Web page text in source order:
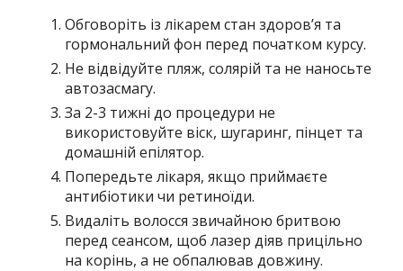
Обговоріть із лікарем стан здоров’я та
гормональний фон перед початком курсу.
Не відвідуйте пляж, солярій та не наносьте
автозасмагу.
За 2-3 тижні до процедури не
використовуйте віск, шугаринг, пінцет та
домашній епілятор.
Попередьте лікаря, якщо приймаєте
антибіотики чи ретиноїди.
Видаліть волосся звичайною бритвою
перед сеансом, щоб лазер діяв прицільно
на корінь, а не обпалював довжину.